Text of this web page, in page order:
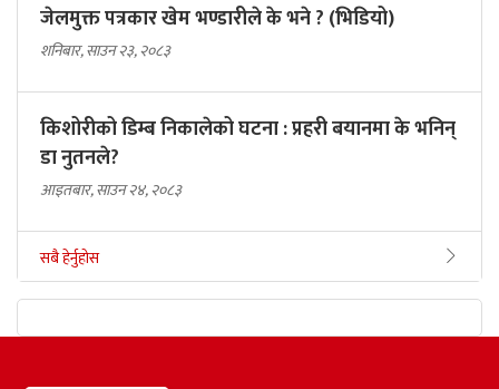
जेलमुक्त पत्रकार खेम भण्डारीले के भने ? (भिडियो)
शनिबार, साउन २३, २०८३
किशोरीको डिम्ब निकालेको घटना : प्रहरी बयानमा के भनिन्
डा नुतनले?
आइतबार, साउन २४, २०८३
सबै हेर्नुहोस